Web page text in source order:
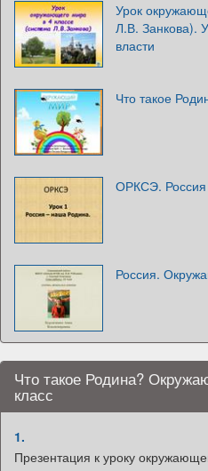
Урок
Л.В. Занкова).
власти
Что такое
ОРКСЭ. Россия
Россия.
Что такое Родина?
класс
1.
Презентация к уроку